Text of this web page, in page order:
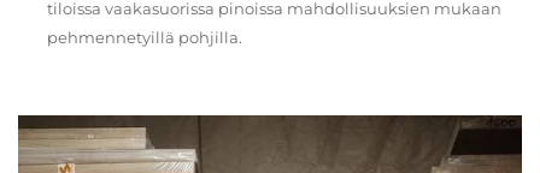
tiloissa vaakasuorissa pinoissa mahdollisuuksien mukaan
pehmennetyillä pohjilla.